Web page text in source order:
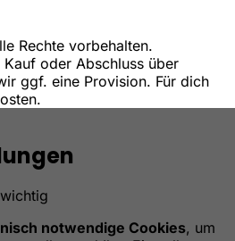
Rechte vorbehalten.
oder Abschluss über
ggf. eine Provision. Für dich
notwendige Cookies, um